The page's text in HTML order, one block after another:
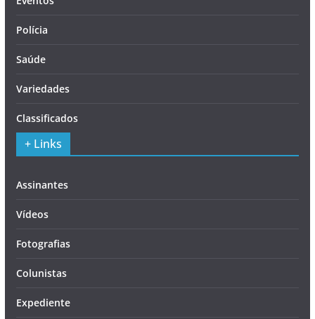
Polícia
Saúde
Variedades
Classificados
+ Links
Assinantes
Vídeos
Fotografias
Colunistas
Expediente